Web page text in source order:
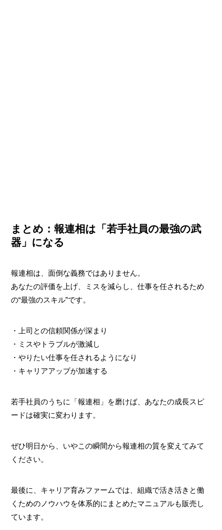
まとめ：報連相は「若手社員の最強の武
器」になる
報連相は、面倒な義務ではありません。
あなたの評価を上げ、ミスを減らし、仕事を任されるため
の“最強のスキル”です。
・上司との信頼関係が深まり
・ミスやトラブルが激減し
・やりたい仕事を任されるようになり
・キャリアアップが加速する
若手社員のうちに「報連相」を磨けば、あなたの成長スピ
ードは確実に変わります。
ぜひ明日から、いやこの瞬間から報連相の質を変えてみて
ください。
最後に、キャリア育みファームでは、組織で活き活きと働
くためのノウハウを体系的にまとめたマニュアルも販売し
ています。